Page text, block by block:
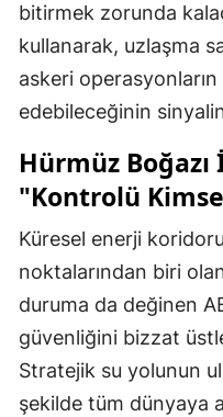
bitirmek zorunda
kullanarak, uzlaşma
askeri operasyonların
edebileceğinin
Hürmüz
"Kontrolü
Küresel enerji
noktalarından biri
duruma da değinen
güvenliğini bizzat
Stratejik su yolunun
şekilde tüm dünyaya